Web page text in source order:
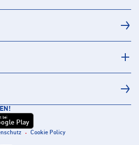
bei
Play
Cookie Policy